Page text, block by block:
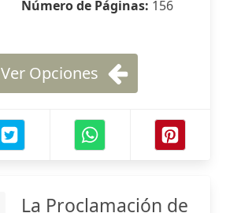
Número de Páginas: 156
Ver Opciones
La Proclamación de